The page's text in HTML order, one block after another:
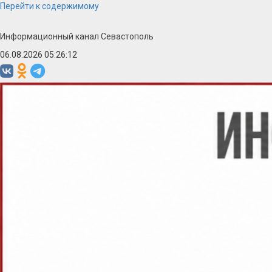
Перейти к содержимому
Информационный канал Севастополь
06.08.2026 05:26:13